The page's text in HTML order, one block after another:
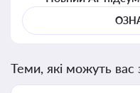
Теми, які можуть вас